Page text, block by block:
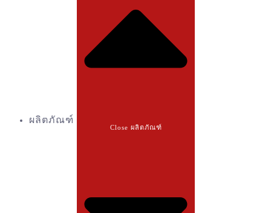
ผลิตภัณฑ์
Close ผลิตภัณฑ์